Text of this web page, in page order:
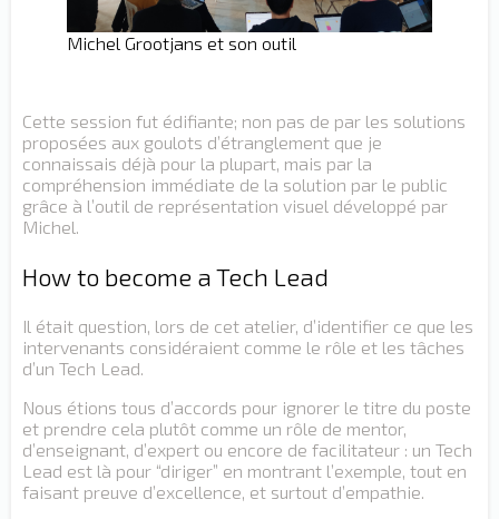
Michel Grootjans et son outil
Cette session fut édifiante; non pas de par les solutions
proposées aux goulots d’étranglement que je
connaissais déjà pour la plupart, mais par la
compréhension immédiate de la solution par le public
grâce à l’outil de représentation visuel développé par
Michel.
How to become a Tech Lead
Il était question, lors de cet atelier, d’identifier ce que les
intervenants considéraient comme le rôle et les tâches
d’un Tech Lead.
Nous étions tous d’accords pour ignorer le titre du poste
et prendre cela plutôt comme un rôle de mentor,
d’enseignant, d’expert ou encore de facilitateur : un Tech
Lead est là pour “diriger” en montrant l’exemple, tout en
faisant preuve d’excellence, et surtout d’empathie.